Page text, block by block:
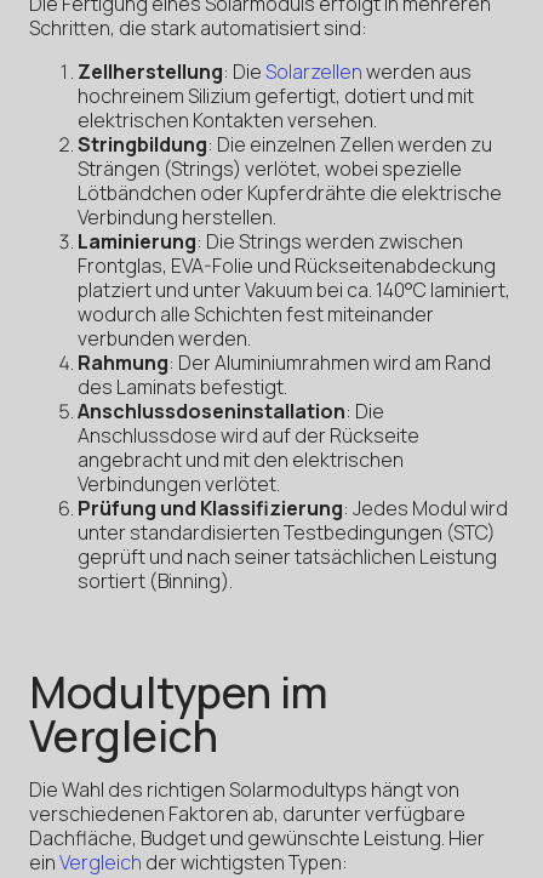
Schritten, die stark automatisiert sind:
Zellherstellung: DieSolarzellenwerden aus
hochreinem Silizium gefertigt, dotiert und mit
elektrischen Kontakten versehen.
Stringbildung: Die einzelnen Zellen werden zu
Strängen (Strings) verlötet, wobei spezielle
Lötbändchen oder Kupferdrähte die elektrische
Verbindung herstellen.
Laminierung: Die Strings werden zwischen
Frontglas, EVA-Folie und Rückseitenabdeckung
platziert und unter Vakuum bei ca. 140°C laminiert,
wodurch alle Schichten fest miteinander
verbunden werden.
Rahmung: Der Aluminiumrahmen wird am Rand
des Laminats befestigt.
Anschlussdoseninstallation: Die
Anschlussdose wird auf der Rückseite
angebracht und mit den elektrischen
Verbindungen verlötet.
Prüfung und Klassifizierung: Jedes Modul wird
unter standardisierten Testbedingungen (STC)
geprüft und nach seiner tatsächlichen Leistung
sortiert (Binning).
Modultypen im
Vergleich
Die Wahl des richtigen Solarmodultyps hängt von
verschiedenen Faktoren ab, darunter verfügbare
Dachfläche, Budget und gewünschte Leistung. Hier
einVergleich der wichtigsten Typen: